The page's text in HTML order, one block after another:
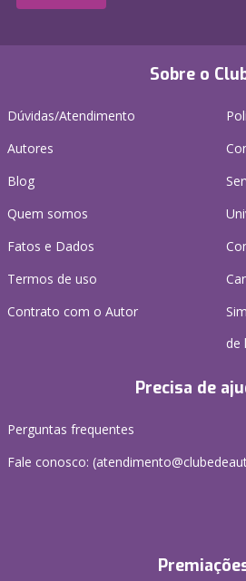
Sobre o
Dúvidas/Atendimento
Autores
Blog
Quem somos
Fatos e Dados
Termos de uso
Contrato com o Autor
de
Precisa de
Perguntas frequentes
Fale conosco: